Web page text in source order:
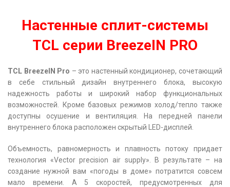
Настенные сплит-системы
TCL серии BreezeIN PRO
TCL BreezeIN Pro – это настенный кондиционер, сочетающий
в себе стильный дизайн внутреннего блока, высокую
надежность работы и широкий набор функциональных
возможностей. Кроме базовых режимов холод/тепло также
доступны осушение и вентиляция. На передней панели
внутреннего блока расположен cкрытый LED-дисплей.
Объемность, равномерность и плавность потоку придает
технология «Vector precision air supply». В результате – на
создание нужной вам «погоды в доме» потратится совсем
мало времени. А 5 скоростей, предусмотренных для